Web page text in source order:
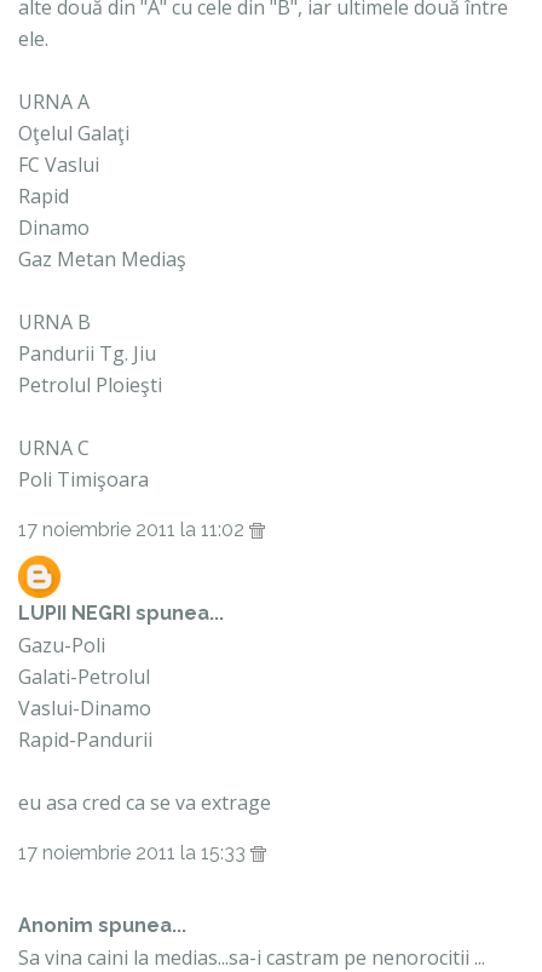
alte două din "A" cu cele din "B", iar ultimele două între
ele.
URNA A
Oţelul Galaţi
FC Vaslui
Rapid
Dinamo
Gaz Metan Mediaş
URNA B
Pandurii Tg. Jiu
Petrolul Ploieşti
URNA C
Poli Timişoara
17 noiembrie 2011 la 11:02
LUPII NEGRI spunea...
Gazu-Poli
Galati-Petrolul
Vaslui-Dinamo
Rapid-Pandurii
eu asa cred ca se va extrage
17 noiembrie 2011 la 15:33
Anonim spunea...
Sa vina caini la medias...sa-i castram pe nenorocitii ...